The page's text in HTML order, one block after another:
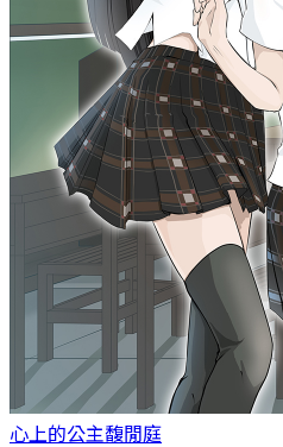
心上的公主馥閒庭